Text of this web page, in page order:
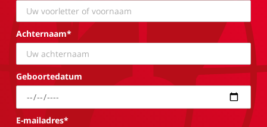
Achternaam*
Geboortedatum
E-mailadres*